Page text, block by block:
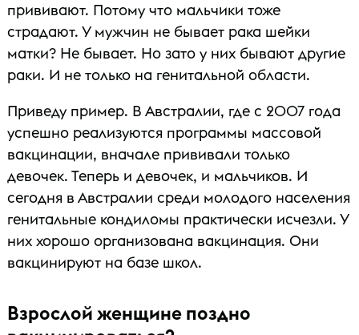
прививают. Потому что мальчики тоже
страдают. У мужчин не бывает рака шейки
матки? Не бывает. Но зато у них бывают другие
раки. И не только на генитальной области.
Приведу пример. В Австралии, где с 2007 года
успешно реализуются программы массовой
вакцинации, вначале прививали только
девочек. Теперь и девочек, и мальчиков. И
сегодня в Австралии среди молодого населения
генитальные кондиломы практически исчезли. У
них хорошо организована вакцинация. Они
вакцинируют на базе школ.
Взрослой женщине поздно